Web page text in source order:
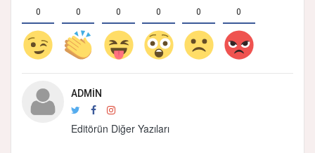
0 0 0 0 0 0
ADMIN
Editörün Diğer Yazıları